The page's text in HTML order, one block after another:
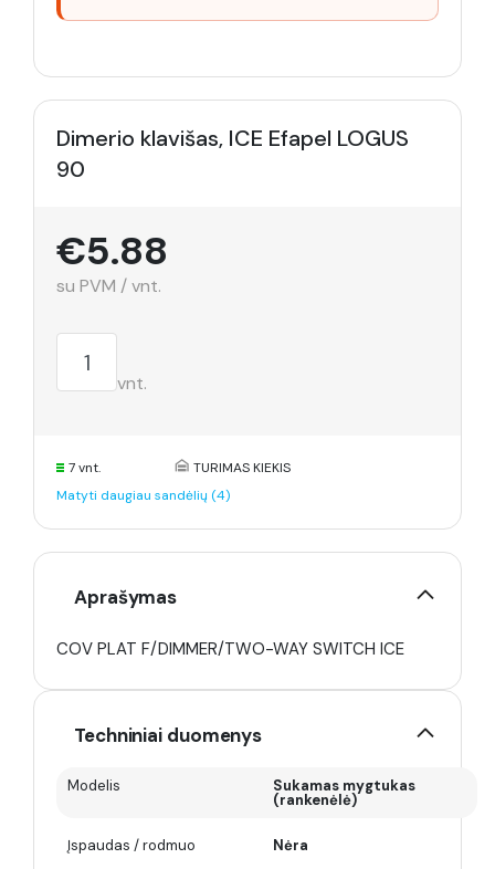
Dimerio klavišas, ICE Efapel LOGUS
90
€5.88
su PVM / vnt.
vnt.
7 vnt.
TURIMAS KIEKIS
Matyti daugiau sandėlių (4)
Aprašymas
COV PLAT F/DIMMER/TWO-WAY SWITCH ICE
Techniniai duomenys
Modelis Sukamas mygtukas
(rankenėlė)
Įspaudas / rodmuo Nėra